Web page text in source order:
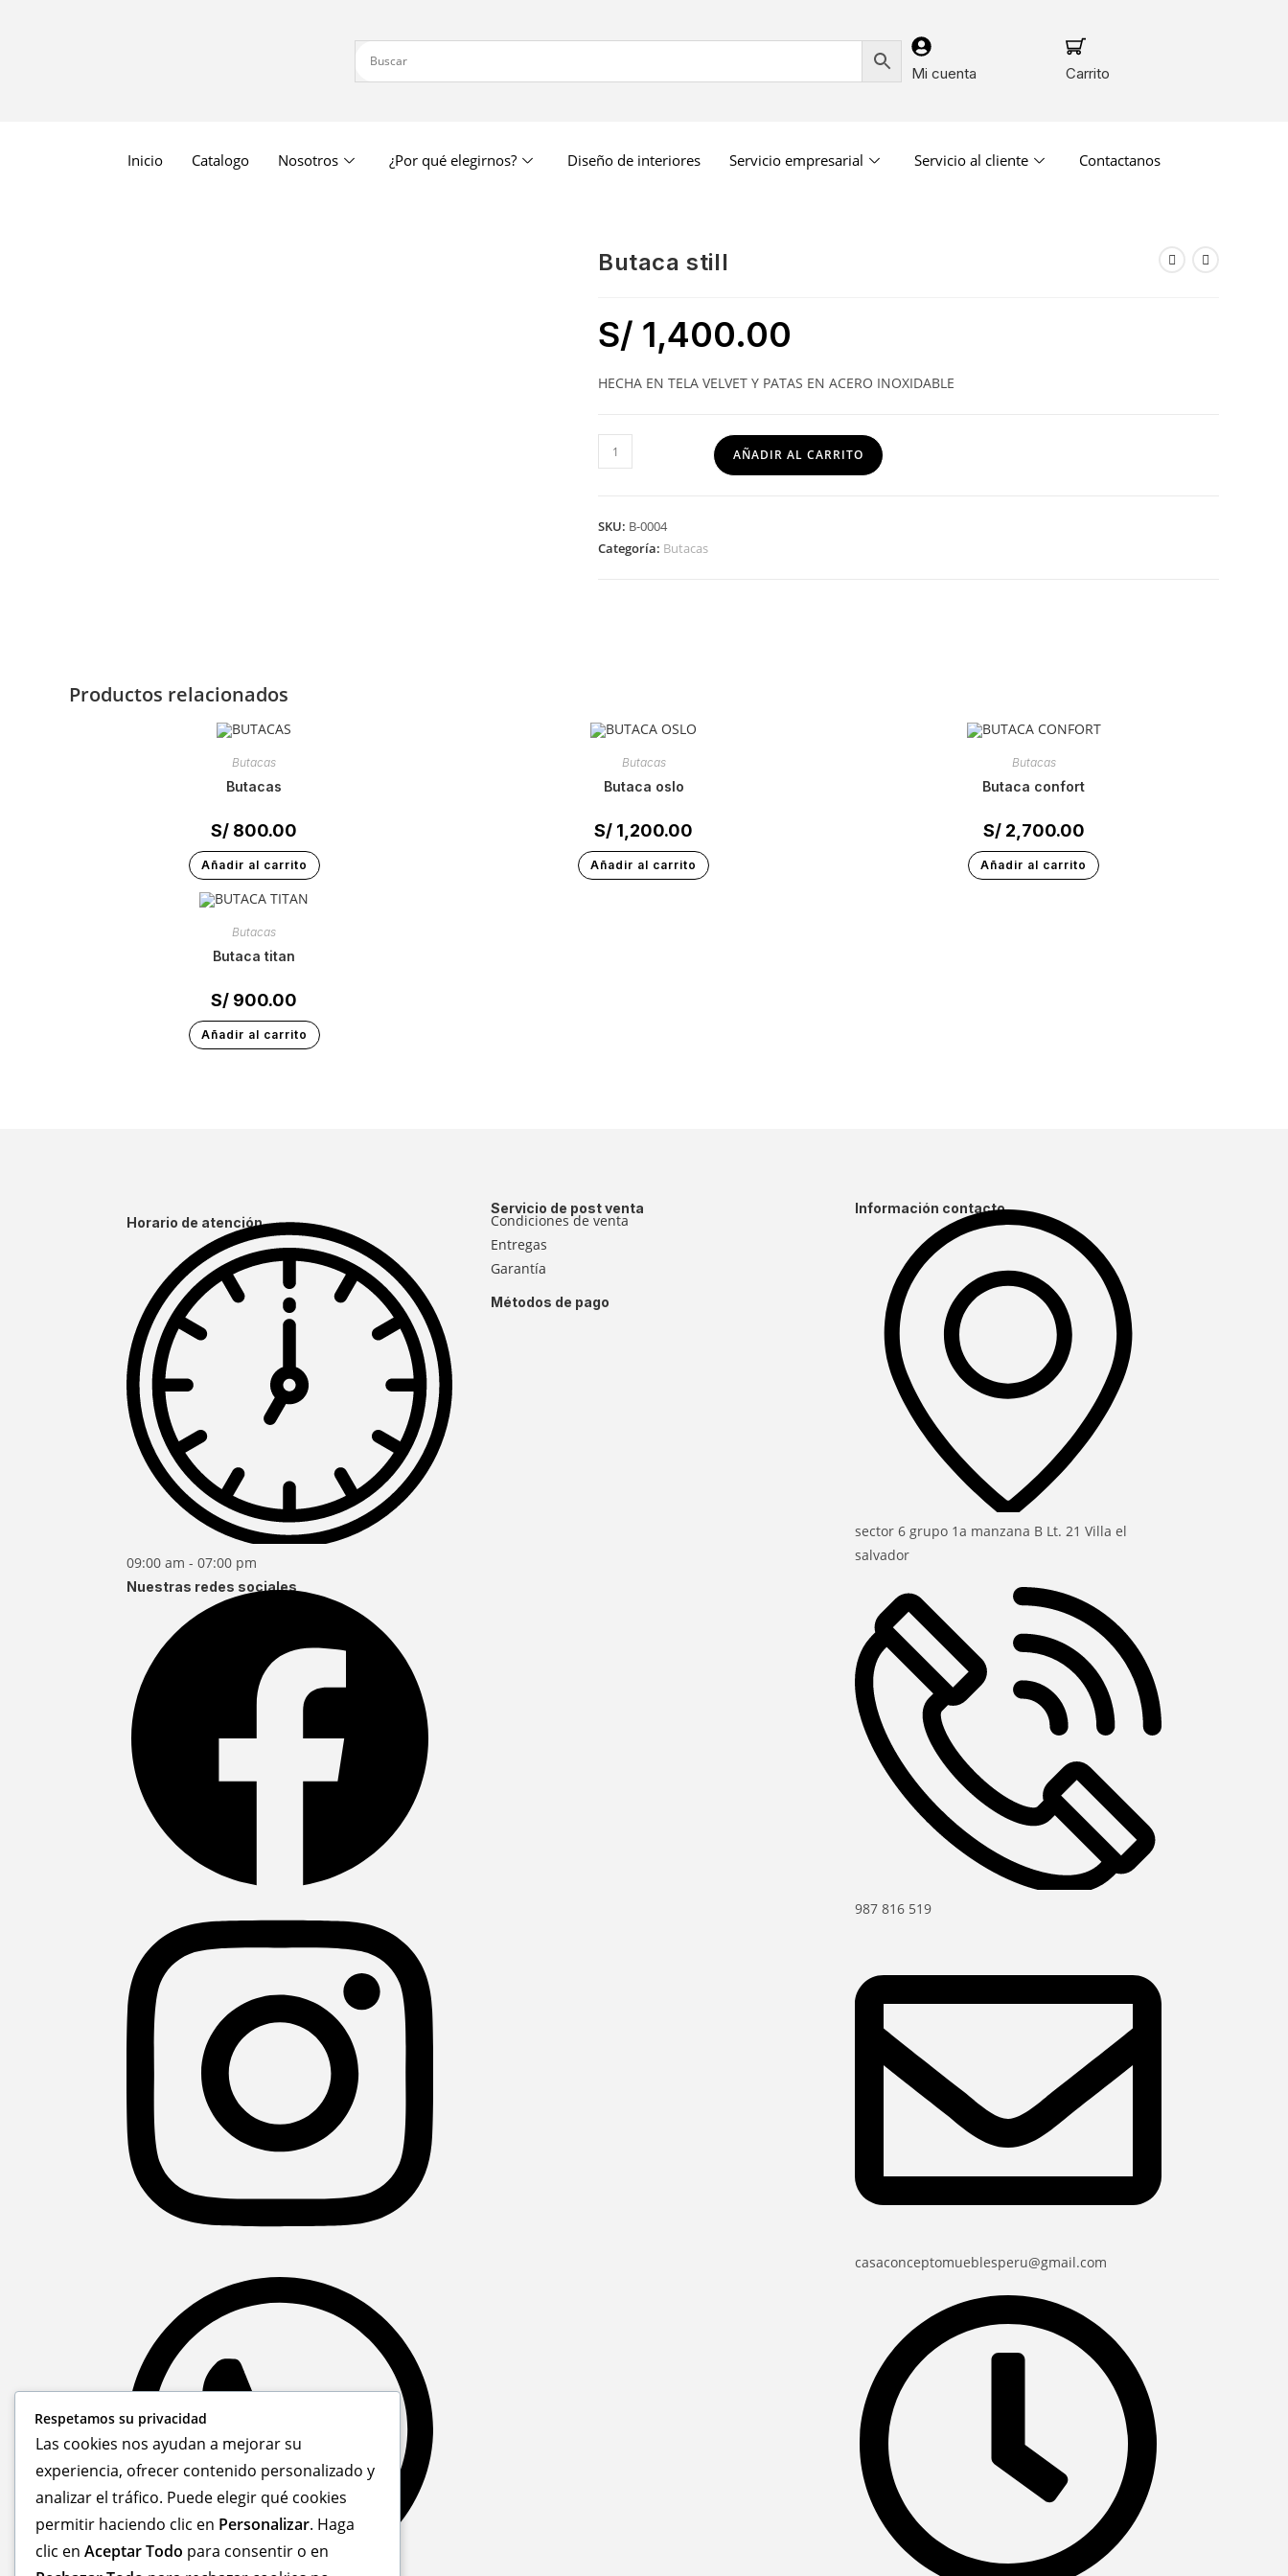
Mi cuenta Carrito
Inicio Catalogo Nosotros ¿Por qué elegirnos? Diseño de interiores Servicio empresarial Servicio al cliente Contactanos
butaca still
S/ 1,400.00
HECHA EN TELA VELVET Y PATAS EN ACERO INOXIDABLE
AÑADIR AL CARRITO
SKU: B-0004
Categoría: Butacas
Productos relacionados
Butacas
butacas
S/ 800.00
Añadir al carrito
Butacas
butaca oslo
S/ 1,200.00
Añadir al carrito
Butacas
butaca confort
S/2,700.00
Añadir al carrito
Butacas
butaca titan
S/ 900.00
Añadir al carrito
Horario de atención
09:00 am - 07:00 pm
Nuestras redes sociales
Servicio de post venta
Condiciones de venta
Entregas
Garantía
Métodos de pago
Información contacto
sector 6 grupo 1a manzana B Lt. 21 Villa el
salvador
987 816 519
casaconceptomueblesperu@gmail.com
Respetamos su privacidad
Las cookies nos ayudan a mejorar su
experiencia, ofrecer contenido personalizado y
analizar el tráfico. Puede elegir qué cookies
permitir haciendo clic en Personalizar. Haga
clic en Aceptar Todo para consentir o en